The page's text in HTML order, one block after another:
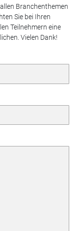
Branchenthemen
Sie bei Ihren
Teilnehmern eine
Vielen Dank!